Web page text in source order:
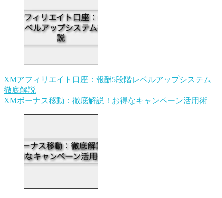
XMアフィリエイト口座：報酬5段階レベルアップシステム
徹底解説
XMボーナス移動：徹底解説！お得なキャンペーン活用術